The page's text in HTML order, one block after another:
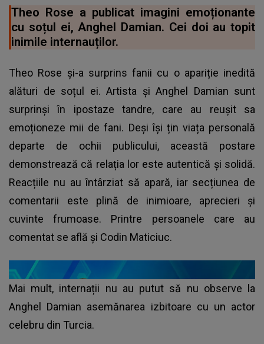
Theo Rose a publicat imagini emoționante
cu soțul ei, Anghel Damian. Cei doi au topit
inimile internauților.
Theo Rose și-a surprins fanii cu o apariție inedită
alături de soțul ei. Artista și Anghel Damian sunt
surprinși în ipostaze tandre, care au reușit sa
emoționeze mii de fani. Deși își țin viața personală
departe de ochii publicului, această postare
demonstrează că relația lor este autentică și solidă.
Reacțiile nu au întârziat să apară, iar secțiunea de
comentarii este plină de inimioare, aprecieri și
cuvinte frumoase. Printre persoanele care au
comentat se află și Codin Maticiuc.
Mai mult, internații nu au putut să nu observe la
Anghel Damian asemănarea izbitoare cu un actor
celebru din Turcia.